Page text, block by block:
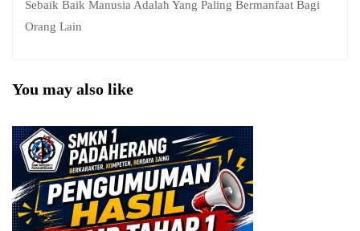
Sebaik Baik Manusia Adalah Yang Paling Bermanfaat Bagi
Orang Lain
You may also like